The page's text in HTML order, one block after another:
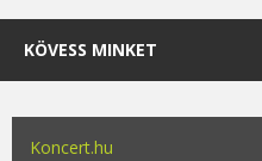
KÖVESS MINKET
Koncert.hu